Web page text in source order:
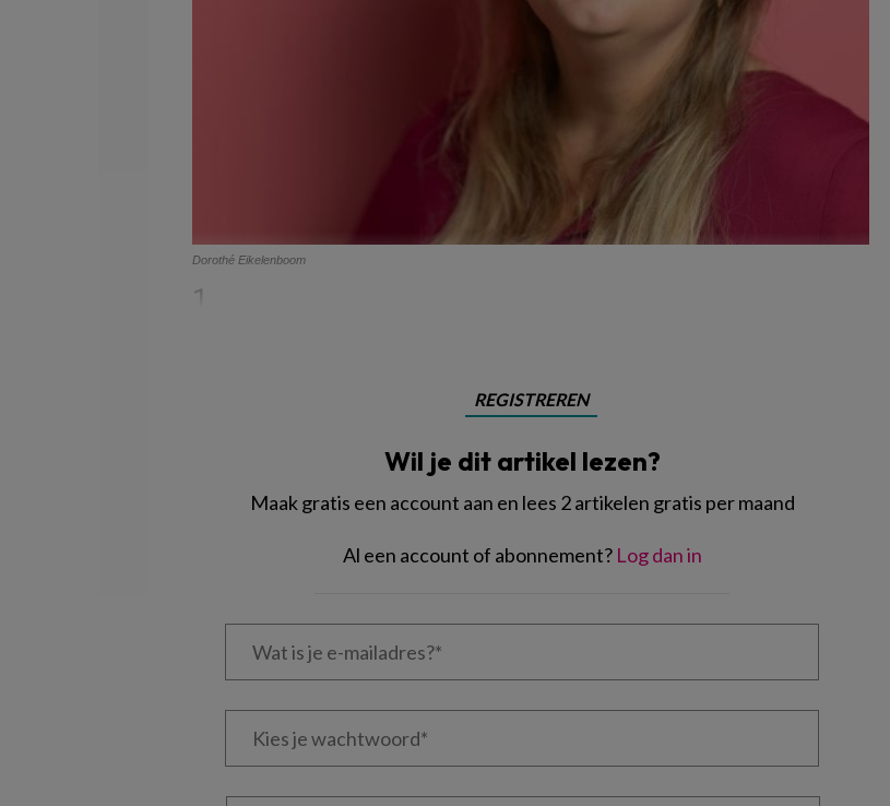
Dorothé Eikelenboom
1
REGISTREREN
Wil je dit artikel lezen?
Maak gratis een account aan en lees 2 artikelen gratis per maand
Al een account of abonnement? Log dan in
Wat
Kies
Kies